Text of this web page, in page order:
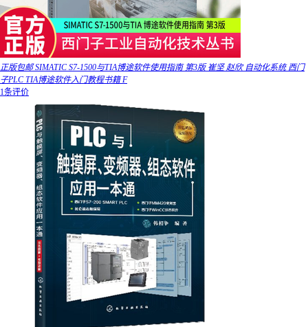
正版包邮 SIMATIC S7-1500与TIA博途软件使用指南 第3版 崔坚 赵欣 自动化系统 西门
子PLC TIA博途软件入门教程书籍 F
1条评价